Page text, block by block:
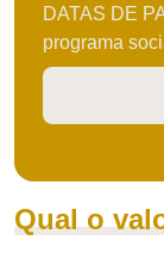
DATAS DE
programa
Qual o